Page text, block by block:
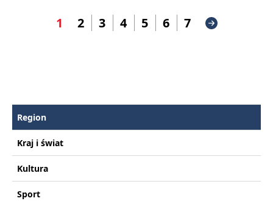
1 2 3 4 5 6 7
Region
Kraj i świat
Kultura
Sport